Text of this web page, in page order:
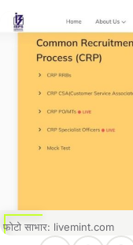
फोटो साभार: livemint.com